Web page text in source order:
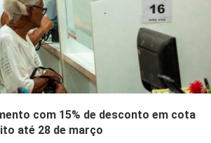
com 15% de desconto em cota
até 28 de março